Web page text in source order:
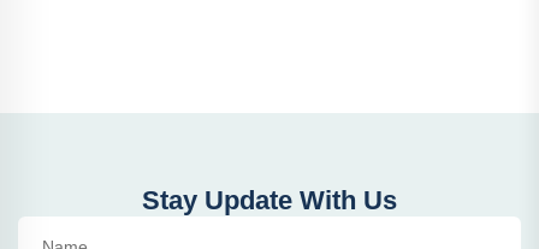
Stay Update With Us